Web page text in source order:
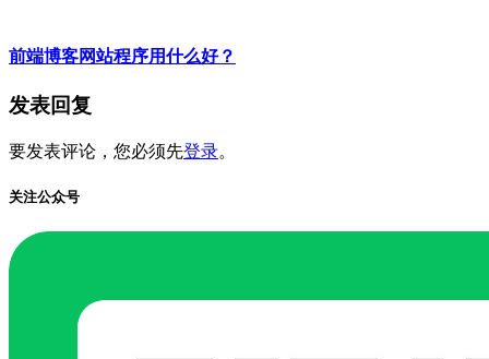
前端博客网站程序用什么好？
发表回复
要发表评论，您必须先登录。
关注公众号